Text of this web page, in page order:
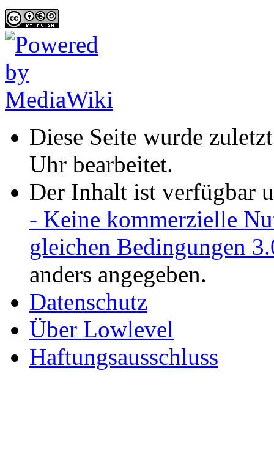
Diese Seite wurde
Uhr bearbeitet.
Der Inhalt ist verfügbar
- Keine kommerzielle
gleichen Bedingungen
anders angegeben.
Datenschutz
Über Lowlevel
Haftungsausschluss